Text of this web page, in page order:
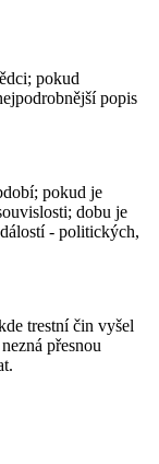
pokud
popis
pokud je
dobu je
- politických,
trestní čin vyšel
přesnou